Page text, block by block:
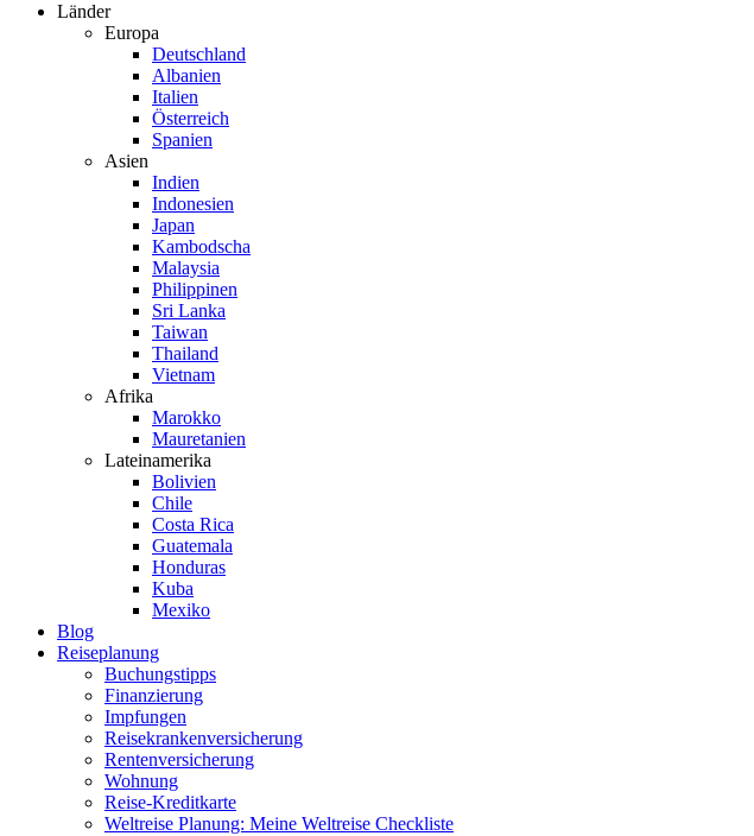
Länder
Europa
Deutschland
Albanien
Italien
Österreich
Spanien
Asien
Indien
Indonesien
Japan
Kambodscha
Malaysia
Philippinen
Sri Lanka
Taiwan
Thailand
Vietnam
Afrika
Marokko
Mauretanien
Lateinamerika
Bolivien
Chile
Costa Rica
Guatemala
Honduras
Kuba
Mexiko
Blog
Reiseplanung
Buchungstipps
Finanzierung
Impfungen
Reisekrankenversicherung
Rentenversicherung
Wohnung
Reise-Kreditkarte
Weltreise Planung: Meine Weltreise Checkliste